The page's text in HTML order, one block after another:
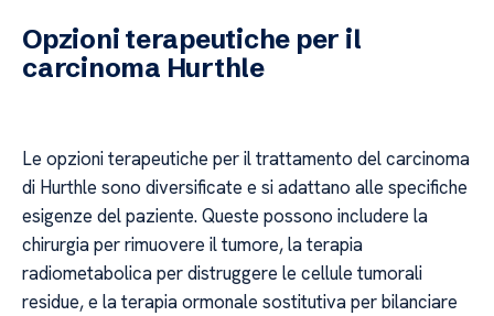
Opzioni terapeutiche per il
carcinoma Hurthle
Le opzioni terapeutiche per il trattamento del carcinoma
di Hurthle sono diversificate e si adattano alle specifiche
esigenze del paziente. Queste possono includere la
chirurgia per rimuovere il tumore, la terapia
radiometabolica per distruggere le cellule tumorali
residue, e la terapia ormonale sostitutiva per bilanciare